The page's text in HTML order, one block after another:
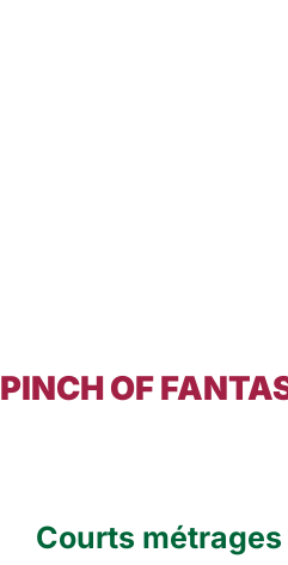
PINCH OF
Courts